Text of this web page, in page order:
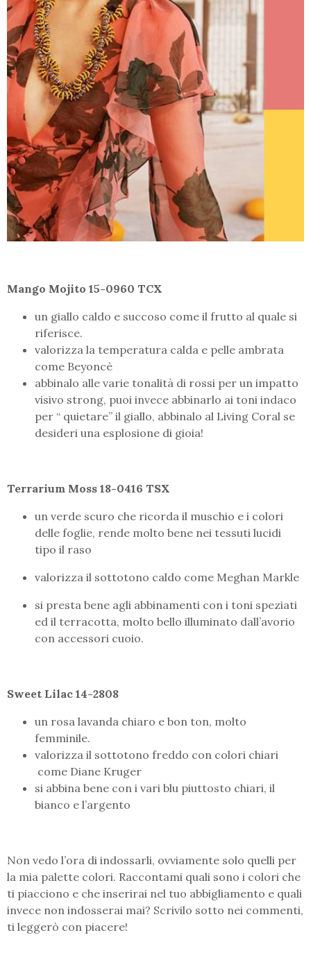
Mango Mojito 15-0960 TCX
un giallo caldo e succoso come il frutto al quale si
riferisce.
valorizza la temperatura calda e pelle ambrata
come Beyoncè
abbinalo alle varie tonalità di rossi per un impatto
visivo strong, puoi invece abbinarlo ai toni indaco
per “ quietare” il giallo, abbinalo al Living Coral se
desideri una esplosione di gioia!
Terrarium Moss 18-0416 TSX
un verde scuro che ricorda il muschio e i colori
delle foglie, rende molto bene nei tessuti lucidi
tipo il raso
valorizza il sottotono caldo come Meghan Markle
si presta bene agli abbinamenti con i toni speziati
ed il terracotta, molto bello illuminato dall’avorio
con accessori cuoio.
Sweet Lilac 14-2808
un rosa lavanda chiaro e bon ton, molto
femminile.
valorizza il sottotono freddo con colori chiari
come Diane Kruger
si abbina bene con i vari blu piuttosto chiari, il
bianco e l’argento
Non vedo l’ora di indossarli, ovviamente solo quelli per
la mia palette colori. Raccontami quali sono i colori che
ti piacciono e che inserirai nel tuo abbigliamento e quali
invece non indosserai mai? Scrivilo sotto nei commenti,
ti leggerò con piacere!